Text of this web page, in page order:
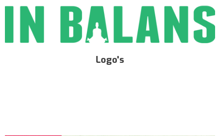
Logo's